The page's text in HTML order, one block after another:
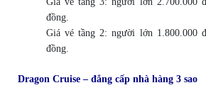
đồng.
Giá vé tầng 2: người lớn 1.800.000
đồng.
Dragon Cruise – đẳng cấp nhà hàng 3 sao